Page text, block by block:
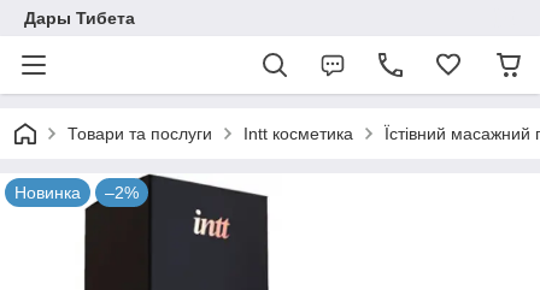
Дары Тибета
Товари та послуги Intt косметика Їстівний
Новинка –2%